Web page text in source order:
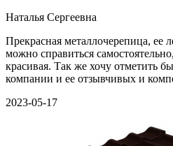
Наталья Сергеевна
Прекрасная металлочерепица, ее
можно справиться
красивая. Так же хочу отметить
компании и ее отзывчивых и
2023-05-17